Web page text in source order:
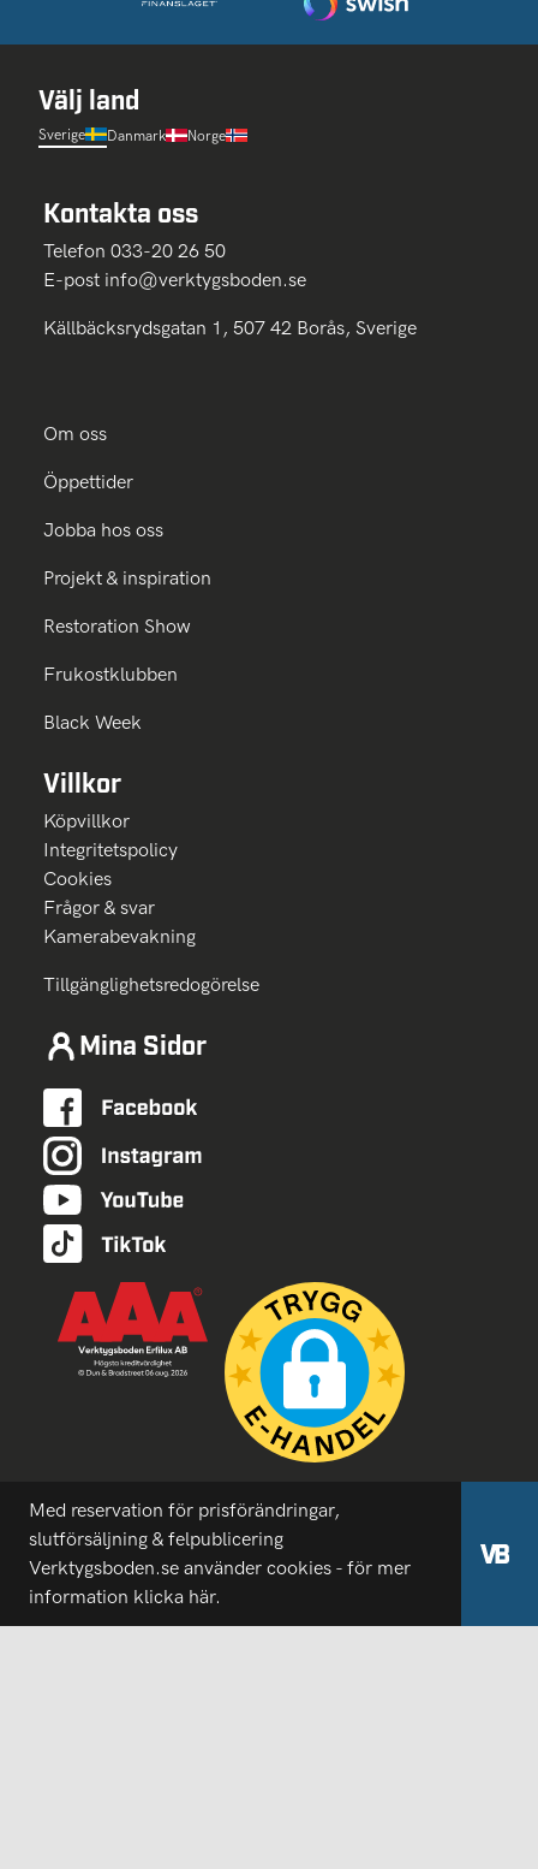
Välj land
Sverige Danmark Norge
Kontakta oss
Telefon 033-20 26 50
E-post info@verktygsboden.se
Källbäcksrydsgatan 1, 507 42 Borås, Sverige
Om oss
Öppettider
Jobba hos oss
Projekt & inspiration
Restoration Show
Frukostklubben
Black Week
Villkor
Köpvillkor
Integritetspolicy
Cookies
Frågor & svar
Kamerabevakning
Tillgänglighetsredogörelse
Mina Sidor
Med reservation för prisförändringar,
slutförsäljning & felpublicering
Verktygsboden.se använder cookies - för mer
information klicka här.